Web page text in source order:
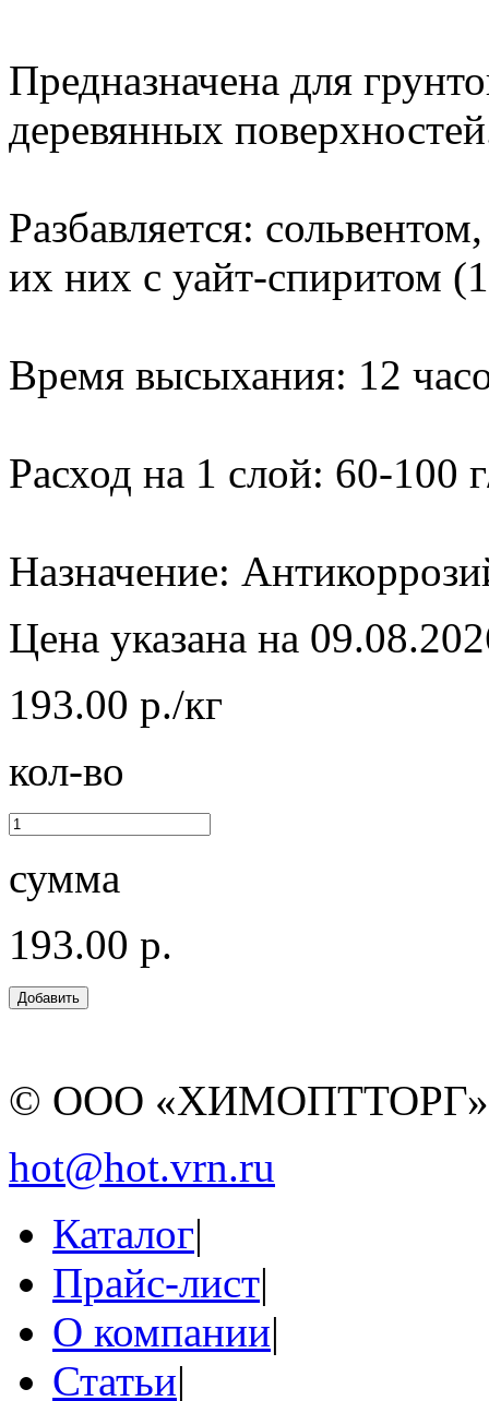
Предназначена для
деревянных
Разбавляется:
их них с уайт-спиритом
Время высыхания: 12
Расход на 1 слой: 60-100
Назначение:
Цена указана на
193.00 р./кг
кол-во
сумма
193.00 р.
© ООО
hot@hot.vrn.ru
Каталог|
Прайс-лист|
О компании|
Статьи|